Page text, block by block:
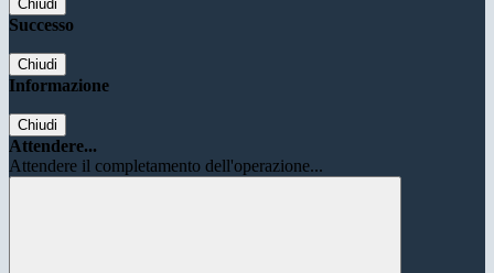
Chiudi
Successo
Chiudi
Informazione
Chiudi
Attendere...
Attendere il completamento dell'operazione...